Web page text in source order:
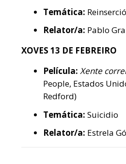
Temática:
Relator/a: Pablo
XOVES 13 DE FEBREIRO
Película: Xente
People, Estados
Redford)
Temática: Suicidio
Relator/a: Estrela